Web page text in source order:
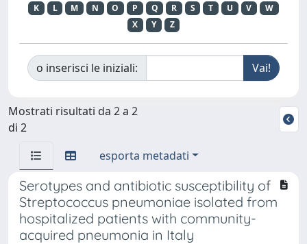
K
L M N O P Q R S T U V
W
X
Y Z
o inserisci le iniziali:
Mostrati risultati da 2 a 2
di 2
esporta metadati
Serotypes and antibiotic susceptibility of
Streptococcus pneumoniae isolated from
hospitalized patients with community-
acquired pneumonia in Italy